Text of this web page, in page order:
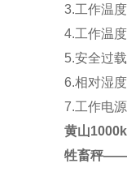
3.工作温
4.工作温
5.安全过
6.相对湿
7.工作电
黄山
牲畜秤——